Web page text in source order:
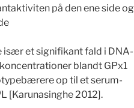
på den ene side og
især et signifikant fald i DNA-
blandt GPx1
op til et serum-
[Karunasinghe 2012].